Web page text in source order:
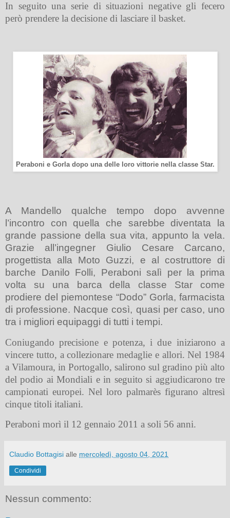
In seguito una serie di situazioni negative gli fecero
però prendere la decisione di lasciare il basket.
Peraboni e Gorla dopo una delle loro vittorie nella classe Star.
A Mandello qualche tempo dopo avvenne
l’incontro con quella che sarebbe diventata la
grande passione della sua vita, appunto la vela.
Grazie all’ingegner Giulio Cesare Carcano,
progettista alla Moto Guzzi, e al costruttore di
barche Danilo Folli, Peraboni salì per la prima
volta su una barca della classe Star come
prodiere del piemontese “Dodo” Gorla, farmacista
di professione. Nacque così, quasi per caso, uno
tra i migliori equipaggi di tutti i tempi.
Coniugando precisione e potenza, i due iniziarono a
vincere tutto, a collezionare medaglie e allori. Nel 1984
a Vilamoura, in Portogallo, salirono sul gradino più alto
del podio ai Mondiali e in seguito si aggiudicarono tre
campionati europei. Nel loro palmarès figurano altresì
cinque titoli italiani.
Peraboni morì il 12 gennaio 2011 a soli 56 anni.
Claudio Bottagisi alle mercoledì, agosto 04, 2021
Condividi
Nessun commento: